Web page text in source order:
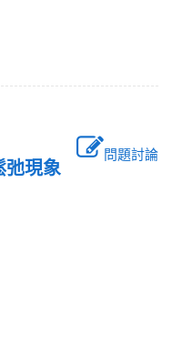
問題討論
弛現象